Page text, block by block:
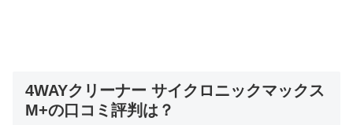
4WAYクリーナー サイクロニックマックス
M+の口コミ評判は？